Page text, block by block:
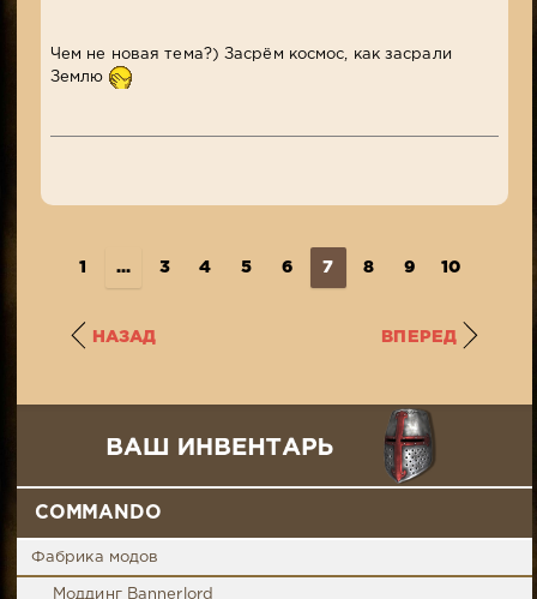
Чем не новая тема?) Засрём космос, как засрали
Землю
1 ... 3 4 5 6 7 8 9 10
НАЗАД ВПЕРЕД
COMMANDO
Фабрика модов
Моддинг Bannerlord